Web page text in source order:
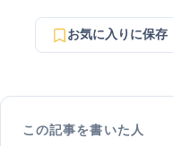
お気に入りに保存
この記事を書いた人